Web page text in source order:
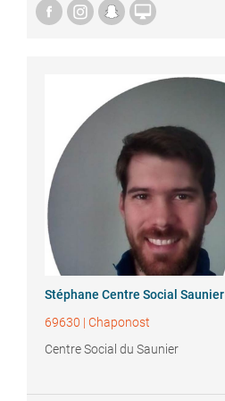

Stéphane Centre Social Saunier
69630 | Chaponost
Centre Social du Saunier